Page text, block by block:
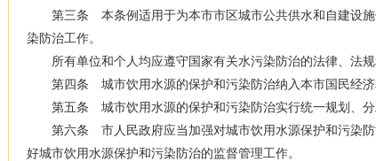
第三条 本条例适用于为本市市区城市公共供水和自建设施
染防治工作。
所有单位和个人均应遵守国家有关水污染防治的法律、法规
第四条 城市饮用水源的保护和污染防治纳入本市国民经济
第五条 城市饮用水源的保护和污染防治实行统一规划、分
第六条 市人民政府应当加强对城市饮用水源保护和污染防
好城市饮用水源保护和污染防治的监督管理工作。